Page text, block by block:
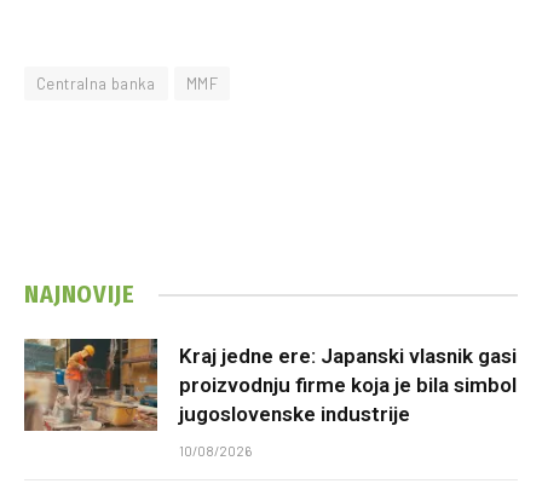
Centralna banka MMF
NAJNOVIJE
Kraj jedne ere: Japanski vlasnik gasi
proizvodnju firme koja je bila simbol
jugoslovenske industrije
10/08/2026